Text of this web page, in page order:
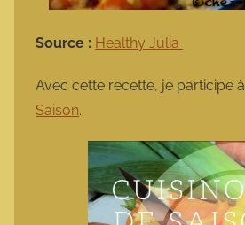
Source : Healthy Julia
Avec cette recette, je participe à
Saison.